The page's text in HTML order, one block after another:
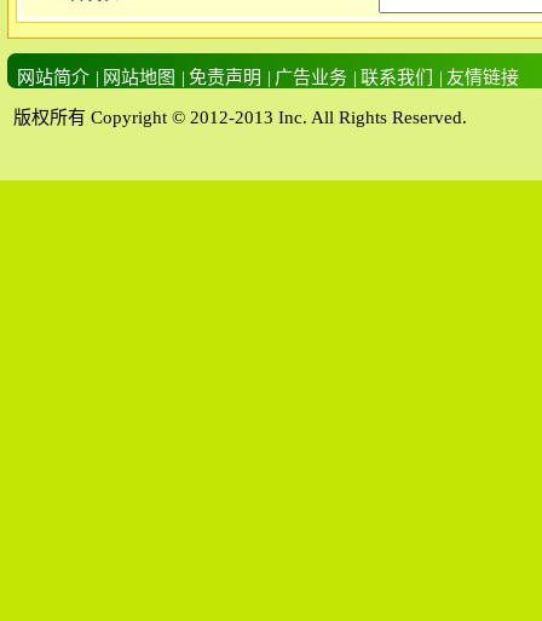
网站简介 | 网站地图 | 免责声明 | 广告业务 | 联系我们 | 友情链接
版权所有 Copyright © 2012-2013 Inc. All Rights Reserved.